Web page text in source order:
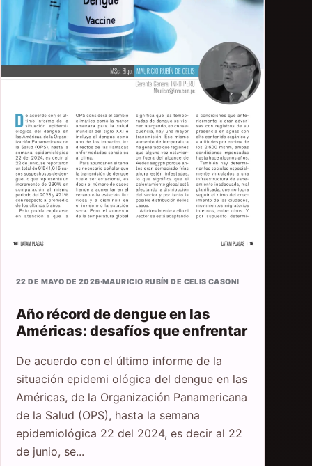
22 DE MAYO DE 2026·MAURICIO RUBÍN DE CELIS CASONI
Año récord de dengue en las
Américas: desafíos que enfrentar
De acuerdo con el último informe de la
situación epidemi ológica del dengue en las
Américas, de la Organización Panamericana
de la Salud (OPS), hasta la semana
epidemiológica 22 del 2024, es decir al 22
de junio, se...